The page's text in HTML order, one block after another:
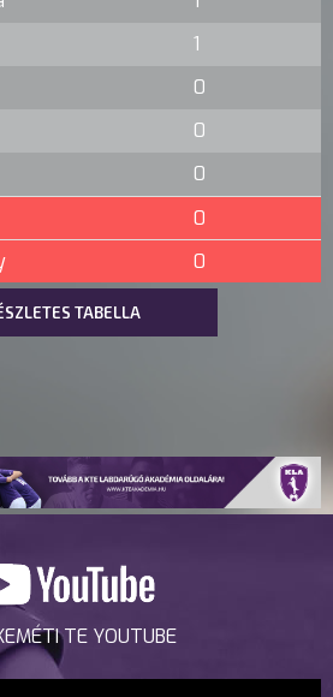
1
0
0
0
0
0
TABELLA
TE YOUTUBE